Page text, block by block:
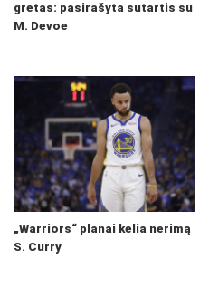
gretas: pasirašyta sutartis su
M. Devoe
„Warriors“ planai kelia nerimą
S. Curry